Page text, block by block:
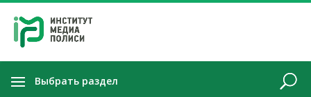
Выбрать раздел